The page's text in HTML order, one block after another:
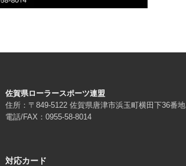
佐賀県ローラースポーツ連盟
住所：〒849-5122 佐賀県唐津市浜玉町横田下36番地
電話/FAX：0955-58-8014
対応カード